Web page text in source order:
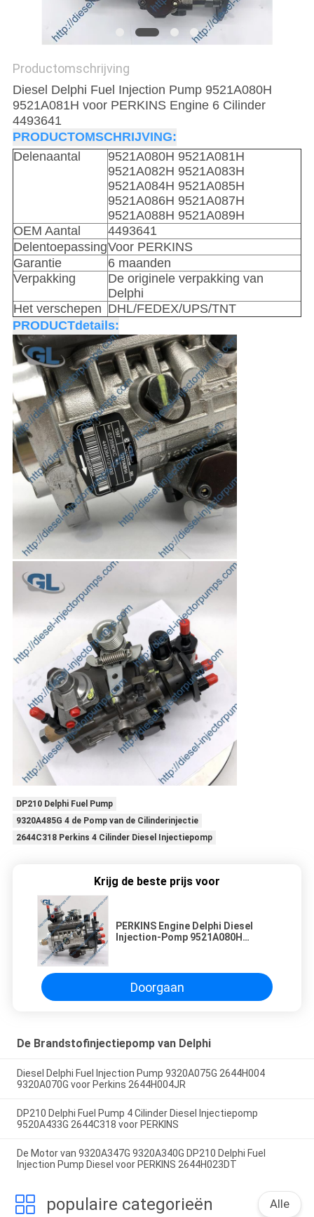
Productomschrijving
Diesel Delphi Fuel Injection Pump 9521A080H
9521A081H voor PERKINS Engine 6 Cilinder
4493641
PRODUCTOMSCHRIJVING:
Delenaantal
9521A080H 9521A081H
9521A082H 9521A083H
9521A084H 9521A085H
9521A086H 9521A087H
9521A088H 9521A089H
OEM Aantal
4493641
DelentoepassingVoorPERKINS
Garantie
6 maanden
Verpakking
De originele verpakking van
Delphi
Het verschepen DHL/FEDEX/UPS/TNT
PRODUCTdetails:
DP210 Delphi Fuel Pump
9320A485G 4 de Pomp van de Cilinderinjectie
2644C318 Perkins 4 Cilinder Diesel Injectiepomp
Krijg de beste prijs voor
PERKINS Engine Delphi Diesel
Injection-Pomp 9521A080H
Doorgaan
De Brandstofinjectiepomp van Delphi
Diesel Delphi Fuel Injection Pump 9320A075G 2644H004
9320A070G voor Perkins 2644H004JR
DP210 Delphi Fuel Pump 4 Cilinder Diesel Injectiepomp
9520A433G 2644C318 voor PERKINS
De Motor van 9320A347G 9320A340G DP210 Delphi Fuel
Injection Pump Diesel voor PERKINS 2644H023DT
populaire categorieën Alle